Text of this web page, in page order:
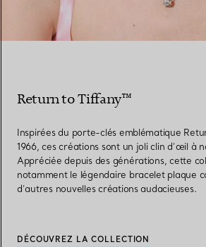
Return to Tiffany™
Inspirées du porte-clés emblématique
1966, ces créations sont un joli clin d’œil à
Appréciée depuis des générations, cette
notamment le légendaire bracelet plaque
d’autres nouvelles créations audacieuses.
DÉCOUVREZ LA COLLECTION